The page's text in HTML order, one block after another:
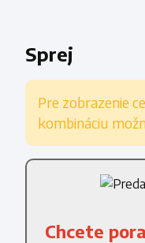
Sprej
Pre zobrazenie
kombináciu
Chcete